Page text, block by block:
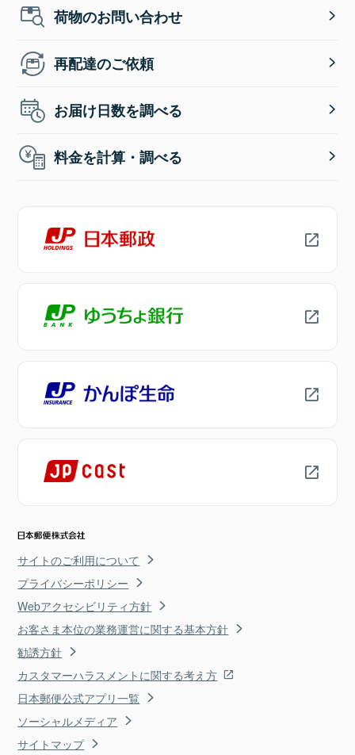
荷物のお問い合わせ
再配達のご依頼
お届け日数を調べる
料金を計算・調べる
サイトのご利用について
プライバシーポリシー
Webアクセシビリティ方針
お客さま本位の業務運営に関する基本方針
勧誘方針
カスタマーハラスメントに関する考え方
日本郵便公式アプリ一覧
ソーシャルメディア
サイトマップ